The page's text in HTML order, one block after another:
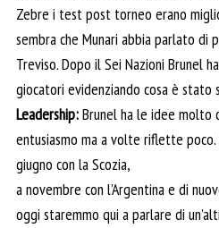
Zebre i test post torneo erano
sembra che Munari abbia parlato di
Treviso. Dopo il Sei Nazioni Brunel
giocatori evidenziando cosa è stato
Leadership:Brunel ha le idee molto
entusiasmo ma a volte riflette
giugno con la Scozia,
a novembre con l’Argentina e di
oggi staremmo qui a parlare di